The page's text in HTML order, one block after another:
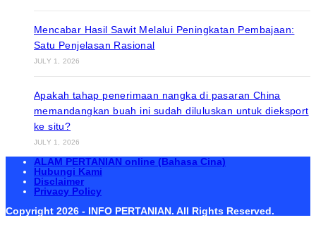
Mencabar Hasil Sawit Melalui Peningkatan Pembajaan:
Satu Penjelasan Rasional
JULY 1, 2026
Apakah tahap penerimaan nangka di pasaran China
memandangkan buah ini sudah diluluskan untuk dieksport
ke situ?
JULY 1, 2026
ALAM PERTANIAN online (Bahasa Cina)
Hubungi Kami
Disclaimer
Privacy Policy
Copyright 2026 - INFO PERTANIAN. All Rights Reserved.